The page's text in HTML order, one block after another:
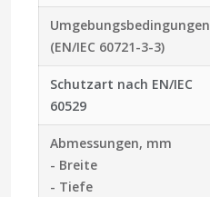
Umgebungsbedingungen
(EN/IEC 60721-3-3)
Schutzart nach EN/IEC
60529
Abmessungen, mm
- Breite
- Tiefe